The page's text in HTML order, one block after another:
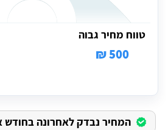
טווח מחיר גבוה
500 ₪
המחיר נבדק לאחרונה בחודש